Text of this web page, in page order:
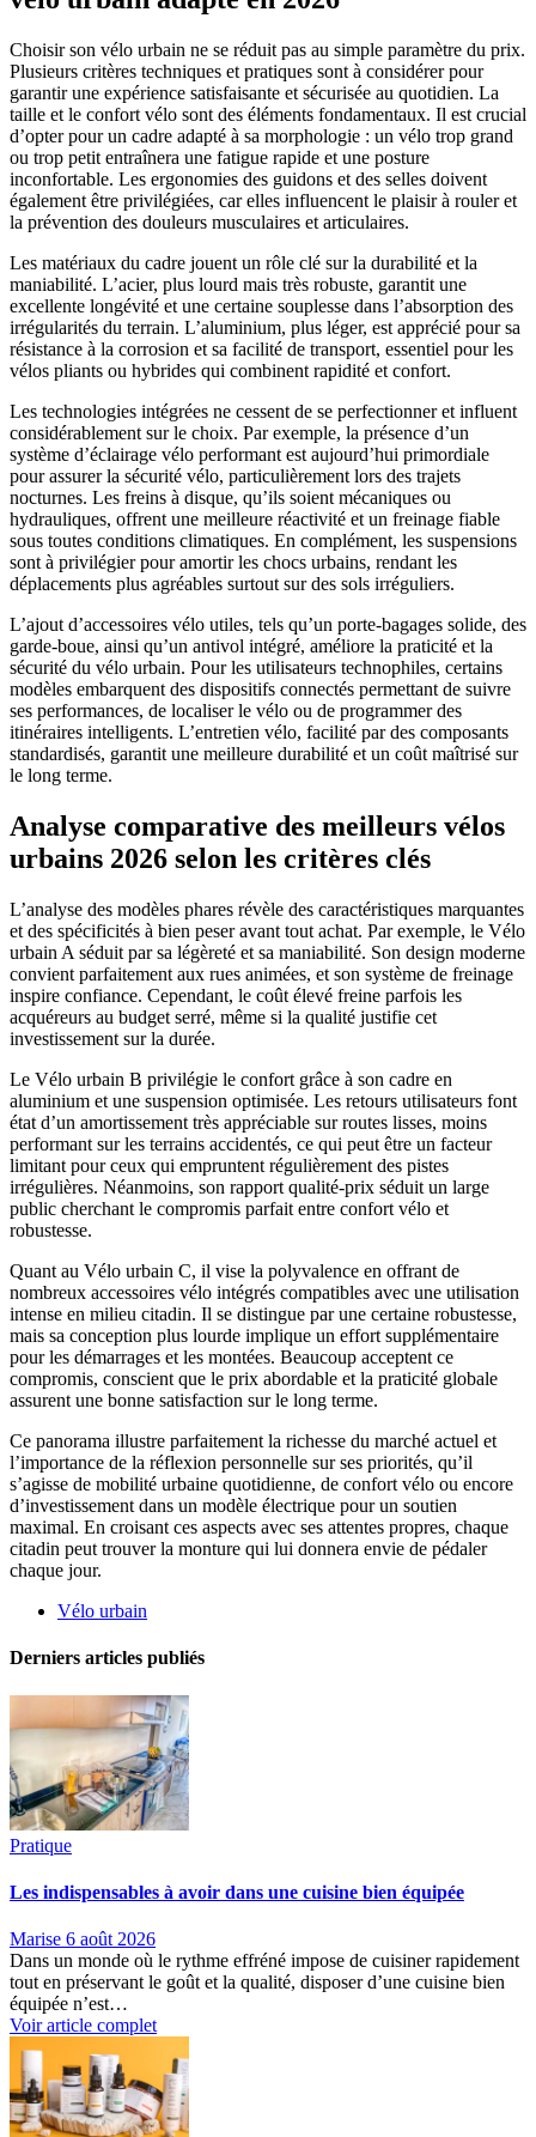
Choisir son vélo urbain ne se réduit pas au simple paramètre du prix.
Plusieurs critères techniques et pratiques sont à considérer pour
garantir une expérience satisfaisante et sécurisée au quotidien. La
taille et le confort vélo sont des éléments fondamentaux. Il est crucial
d’opter pour un cadre adapté à sa morphologie : un vélo trop grand
ou trop petit entraînera une fatigue rapide et une posture
inconfortable. Les ergonomies des guidons et des selles doivent
également être privilégiées, car elles influencent le plaisir à rouler et
la prévention des douleurs musculaires et articulaires.
Les matériaux du cadre jouent un rôle clé sur la durabilité et la
maniabilité. L’acier, plus lourd mais très robuste, garantit une
excellente longévité et une certaine souplesse dans l’absorption des
irrégularités du terrain. L’aluminium, plus léger, est apprécié pour sa
résistance à la corrosion et sa facilité de transport, essentiel pour les
vélos pliants ou hybrides qui combinent rapidité et confort.
Les technologies intégrées ne cessent de se perfectionner et influent
considérablement sur le choix. Par exemple, la présence d’un
système d’éclairage vélo performant est aujourd’hui primordiale
pour assurer la sécurité vélo, particulièrement lors des trajets
nocturnes. Les freins à disque, qu’ils soient mécaniques ou
hydrauliques, offrent une meilleure réactivité et un freinage fiable
sous toutes conditions climatiques. En complément, les suspensions
sont à privilégier pour amortir les chocs urbains, rendant les
déplacements plus agréables surtout sur des sols irréguliers.
L’ajout d’accessoires vélo utiles, tels qu’un porte-bagages solide, des
garde-boue, ainsi qu’un antivol intégré, améliore la praticité et la
sécurité du vélo urbain. Pour les utilisateurs technophiles, certains
modèles embarquent des dispositifs connectés permettant de suivre
ses performances, de localiser le vélo ou de programmer des
itinéraires intelligents. L’entretien vélo, facilité par des composants
standardisés, garantit une meilleure durabilité et un coût maîtrisé sur
le long terme.
Analyse comparative des meilleurs vélos
urbains 2026 selon les critères clés
L’analyse des modèles phares révèle des caractéristiques marquantes
et des spécificités à bien peser avant tout achat. Par exemple, le Vélo
urbain A séduit par sa légèreté et sa maniabilité. Son design moderne
convient parfaitement aux rues animées, et son système de freinage
inspire confiance. Cependant, le coût élevé freine parfois les
acquéreurs au budget serré, même si la qualité justifie cet
investissement sur la durée.
Le Vélo urbain B privilégie le confort grâce à son cadre en
aluminium et une suspension optimisée. Les retours utilisateurs font
état d’un amortissement très appréciable sur routes lisses, moins
performant sur les terrains accidentés, ce qui peut être un facteur
limitant pour ceux qui empruntent régulièrement des pistes
irrégulières. Néanmoins, son rapport qualité-prix séduit un large
public cherchant le compromis parfait entre confort vélo et
robustesse.
Quant au Vélo urbain C, il vise la polyvalence en offrant de
nombreux accessoires vélo intégrés compatibles avec une utilisation
intense en milieu citadin. Il se distingue par une certaine robustesse,
mais sa conception plus lourde implique un effort supplémentaire
pour les démarrages et les montées. Beaucoup acceptent ce
compromis, conscient que le prix abordable et la praticité globale
assurent une bonne satisfaction sur le long terme.
Ce panorama illustre parfaitement la richesse du marché actuel et
l’importance de la réflexion personnelle sur ses priorités, qu’il
s’agisse de mobilité urbaine quotidienne, de confort vélo ou encore
d’investissement dans un modèle électrique pour un soutien
maximal. En croisant ces aspects avec ses attentes propres, chaque
citadin peut trouver la monture qui lui donnera envie de pédaler
chaque jour.
Vélo urbain
Derniers articles publiés
Pratique
Les indispensables à avoir dans une cuisine bien équipée
Marise 6 août 2026
Dans un monde où le rythme effréné impose de cuisiner rapidement
tout en préservant le goût et la qualité, disposer d’une cuisine bien
équipée n’est…
Voir article complet